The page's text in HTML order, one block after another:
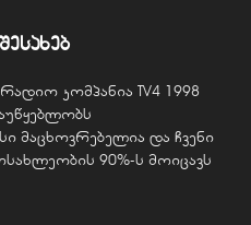
კომპანია TV4 1998
მაცხოვრებელია და ჩვენი
90%-ს მოიცავს